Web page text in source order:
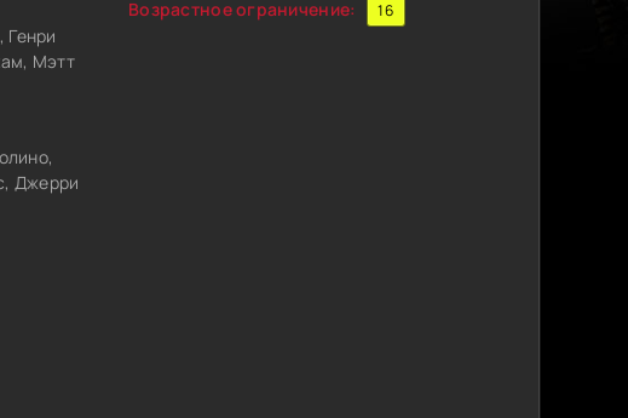
Мэтт
Джерри
Возрастное ограничение: 16